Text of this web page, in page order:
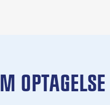
OP­TA­GEL­SE